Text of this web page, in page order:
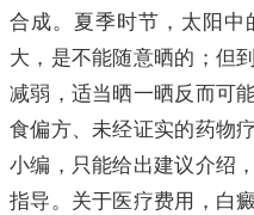
合成。夏季时节，太阳
大，是不能随意晒的；但
减弱，适当晒一晒反而可
食偏方、未经证实的药物
小编，只能给出建议介绍
指导。关于医疗费用，白